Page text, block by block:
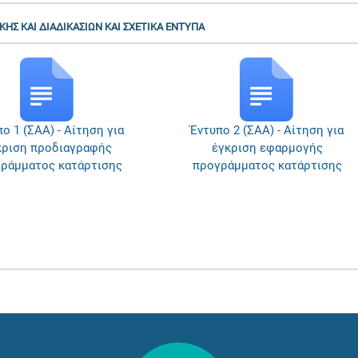
ΚΑΙ ΔΙΑΔΙΚΑΣΙΩΝ ΚΑΙ ΣΧΕΤΙΚΑ ΕΝΤΥΠΑ
2 (ΣΑΑ) - Αίτηση για
έγκριση εφαρμογής
κατάρτισης
Έντυπο 3 (ΣΑΑ) Μέρος Α -
Παρουσιολόγιο
συμμετεχόντων σε